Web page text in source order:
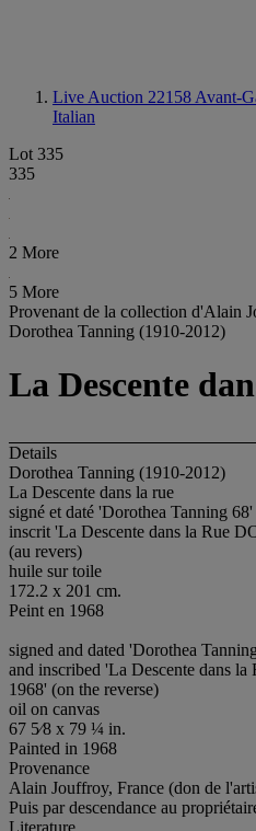
Live Auction 22158 Avant-
Italian
Lot 335
335
2 More
5 More
Provenant de la collection d'Alain
Dorothea Tanning (1910-2012)
La Descente
Details
Dorothea Tanning (1910-2012)
La Descente dans la rue
signé et daté 'Dorothea Tanning
inscrit 'La Descente dans la Rue
(au revers)
huile sur toile
172.2 x 201 cm.
Peint en 1968
signed and dated 'Dorothea
and inscribed 'La Descente dans
1968' (on the reverse)
oil on canvas
67 5⁄8 x 79 ¼ in.
Painted in 1968
Provenance
Alain Jouffroy, France (don de
Puis par descendance au
Literature